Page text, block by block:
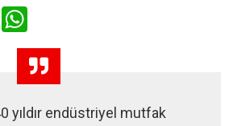
Threads
yıldır endüstriyel mutfak